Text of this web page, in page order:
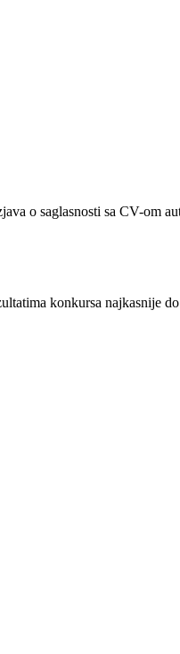
o saglasnosti sa CV-om
konkursa najkasnije